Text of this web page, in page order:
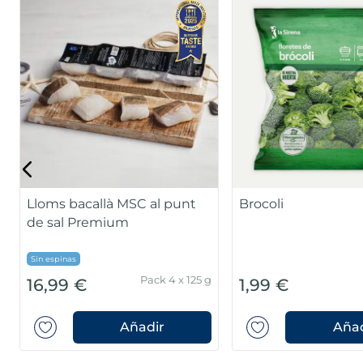
Lloms bacallà MSC al punt
de sal Premium
Sin espinas
16,99 € Pack 4 x 125 g
Añadir
Brocoli
1,99 €